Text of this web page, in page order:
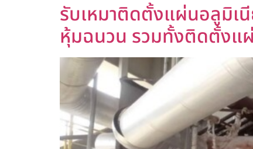
รับเหมาติดตั้งแผ่นอลูมิเ
หุ้มฉนวน รวมทั้งติดตั้งแ